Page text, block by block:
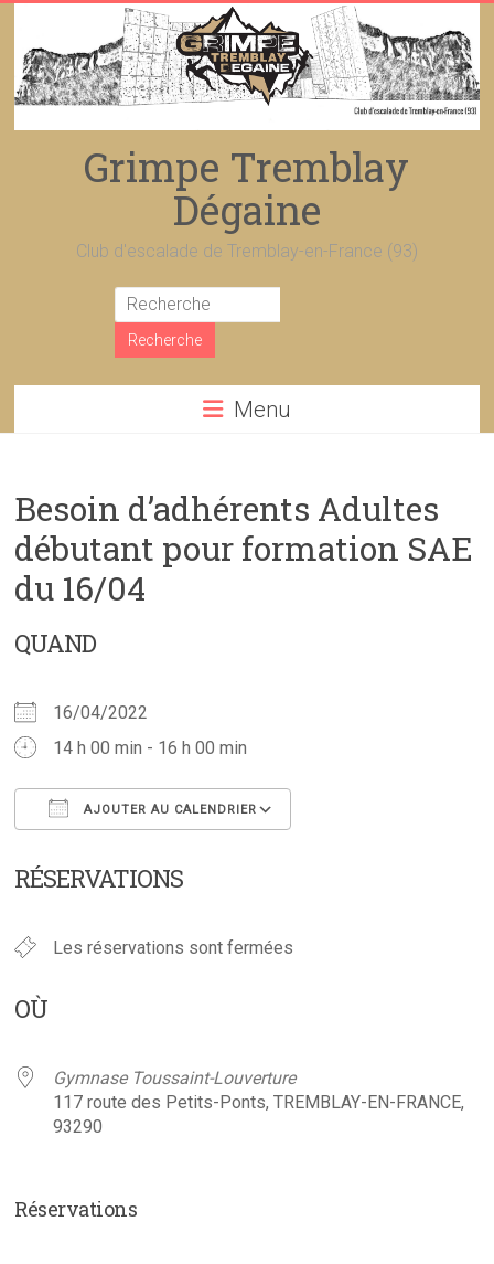
content
Grimpe Tremblay
Dégaine
Club d'escalade de Tremblay-en-France (93)
Menu
Besoin d’adhérents Adultes
débutant pour formation SAE
du 16/04
QUAND
16/04/2022
14 h 00 min - 16 h 00 min
AJOUTER AU CALENDRIER
RÉSERVATIONS
Les réservations sont fermées
OÙ
Gymnase Toussaint-Louverture
117 route des Petits-Ponts, TREMBLAY-EN-FRANCE,
93290
Réservations